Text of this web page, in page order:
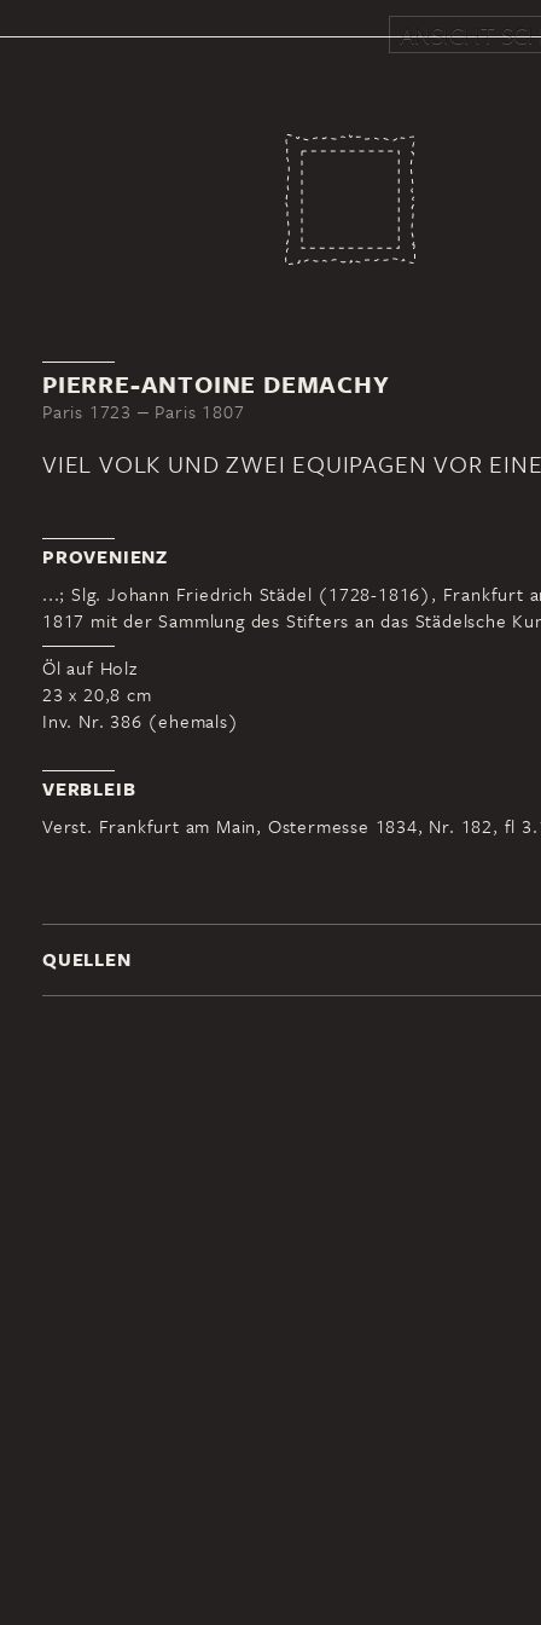
ANSICHT
PIERRE-ANTOINE DEMACHY
Paris 1723 ‒ Paris 1807
VIEL VOLK UND ZWEI EQUIPAGEN VOR
PROVENIENZ
...; Slg. Johann Friedrich Städel (1728-1816), Frankfurt
1817 mit der Sammlung des Stifters an das Städelsche
Öl auf Holz
23 x 20,8 cm
Inv. Nr. 386 (ehemals)
VERBLEIB
Verst. Frankfurt am Main, Ostermesse 1834, Nr. 182, fl
QUELLEN